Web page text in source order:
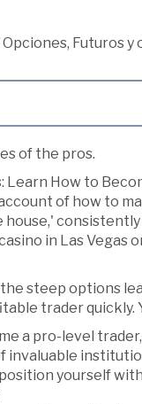
Opciones, Futuros
of the pros.
How to
of how to
consistently
in Las Vegas
steep options
trader quickly.
a pro-level
invaluable
yourself